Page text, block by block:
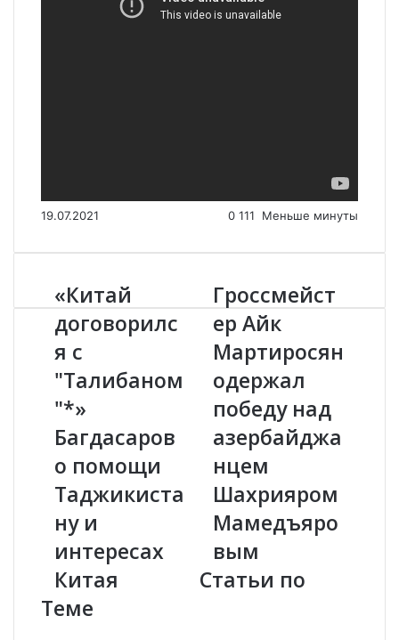
19.07.2021 0 111 Меньше минуты
«
К
и
т
а
й
д
г
в
и
л
с
я
с
«Китай
договорилс
я с
"Талибаном
"*»
Багдасаров
о помощи
Таджикиста
ну и
интересах
Китая
Г
р
о
с
с
м
й
с
е
А
й
к
а
Гроссмейст
ер Айк
Мартиросян
одержал
победу над
азербайджа
нцем
Шахрияром
Мамедъяро
вым
Статьи по
Теме